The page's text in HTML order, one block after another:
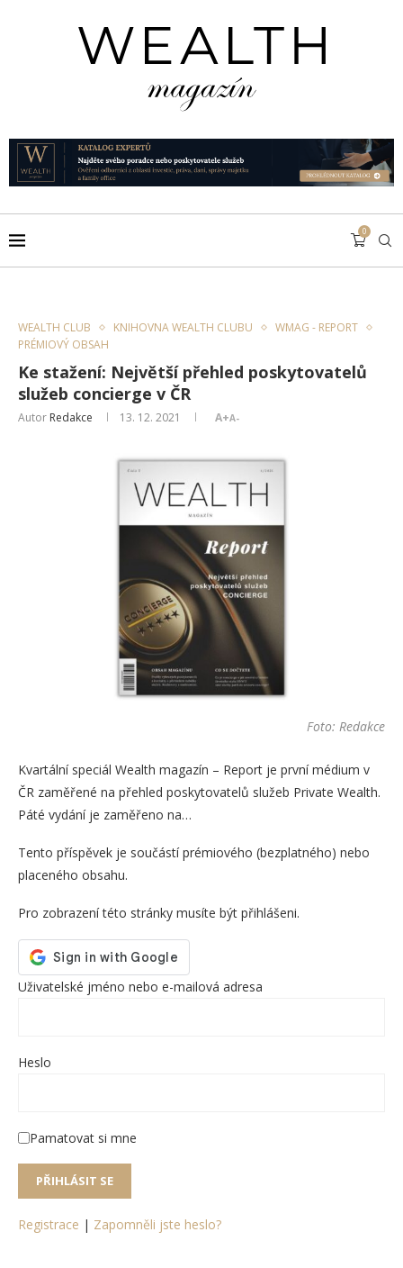
0
WEALTH CLUB KNIHOVNA WEALTH CLUBU
WMAG - REPORT
PRÉMIOVÝ OBSAH
Ke stažení: Největší přehled poskytovatelů
služeb concierge v ČR
Autor Redakce 13. 12. 2021 A+A-
Foto: Redakce
Kvartální speciál Wealth magazín – Report je první médium v
ČR zaměřené na přehled poskytovatelů služeb Private Wealth.
Páté vydání je zaměřeno na…
Tento příspěvek je součástí prémiového (bezplatného) nebo
placeného obsahu.
Pro zobrazení této stránky musíte být přihlášeni.
Uživatelské jméno nebo e-mailová adresa
Heslo
Pamatovat si mne
Registrace | Zapomněli jste heslo?